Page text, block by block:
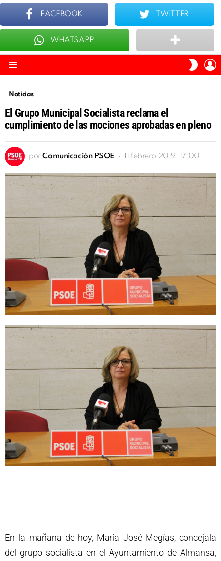
SKIN
Noticias
El Grupo Municipal Socialista reclama el
cumplimiento de las mociones aprobadas en pleno
por Comunicación PSOE 11 febrero 2019, 17:00
En la mañana de hoy, María José Megías, concejala
del grupo socialista en el Ayuntamiento de Almansa,
FACEBOOK TWITTER
WHATSAPP